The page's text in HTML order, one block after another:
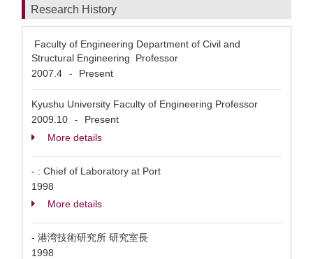
Research History
Faculty of Engineering Department of Civil and
Structural Engineering Professor
2007.4
- Present
Kyushu University Faculty of Engineering Professor
2009.10
-
Present
More details
- : Chief of Laboratory at Port
1998
More details
- 港湾技術研究所 研究室長
1998